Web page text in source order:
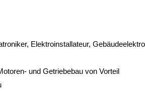
Elektroinstallateur,
und Getriebebau von Vorteil